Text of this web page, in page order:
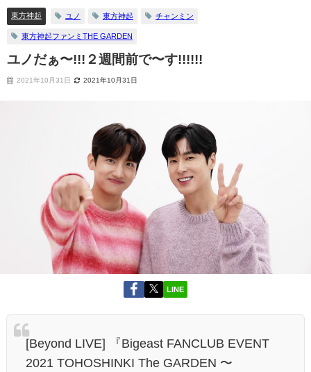
東方神起 ユノ 東方神起 チャンミン
東方神起ファンミTHE GARDEN
ユノだぁ〜!!!２週間前で〜す!!!!!!
2021年10月31日 2021年10月31日
LINE
[Beyond LIVE] 『Bigeast FANCLUB EVENT
2021 TOHOSHINKI The GARDEN 〜